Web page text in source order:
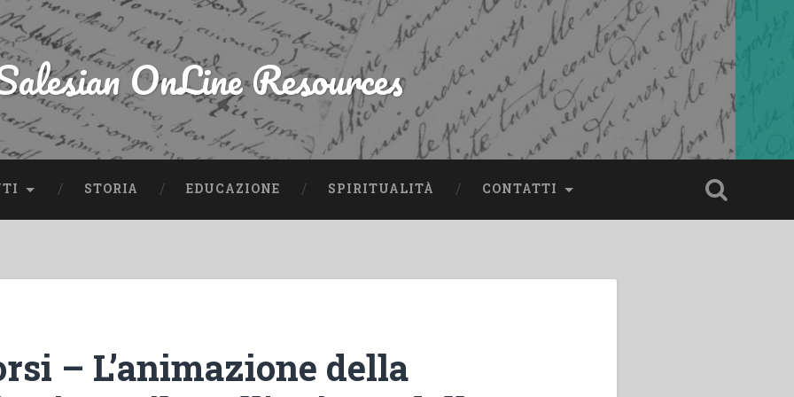
OnLine Resources
STORIA EDUCAZIONE SPIRITUALITÀ CONTATTI
– L’animazione della